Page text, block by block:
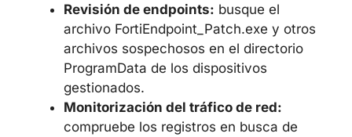
revise los perfiles de acceso remoto,
las políticas de endpoints y los ajustes
de actualización de firmware para
detectar cambios no autorizados.
Revisión de endpoints:
archivo FortiEndpoint_Patch.exe y otros
archivos sospechosos en el directorio